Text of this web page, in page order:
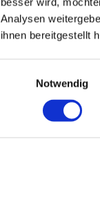
Analysen
ihnen bereitgestellt
Notwendig
The KRAH
25 November.